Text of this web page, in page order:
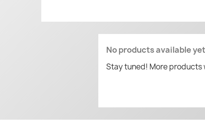
No products available yet
Stay tuned! More products